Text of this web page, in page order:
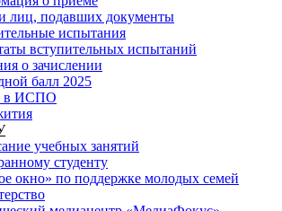
лиц, подавших документы
испытания
вступительных испытаний
о зачислении
балл 2025
в ИСПО
учебных занятий
студенту
окно» по поддержке молодых семей